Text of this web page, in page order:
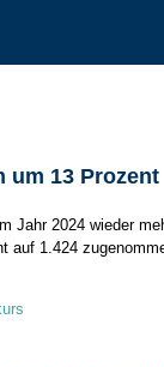
um 13 Prozent
Jahr 2024 wieder
auf 1.424